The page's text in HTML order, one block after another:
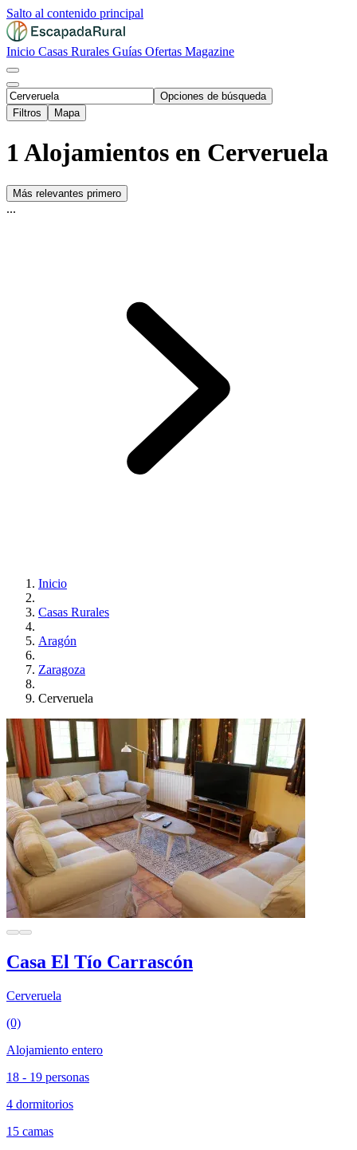
Salto al contenido principal
Inicio Casas Rurales Guías Ofertas Magazine
Opciones de búsqueda
Filtros
Mapa
1 Alojamientos en Cerveruela
Más relevantes primero
...
Inicio
Casas Rurales
Aragón
Zaragoza
Cerveruela
Casa El Tío Carrascón
Cerveruela
(0)
Alojamiento entero
18 - 19 personas
4 dormitorios
15 camas